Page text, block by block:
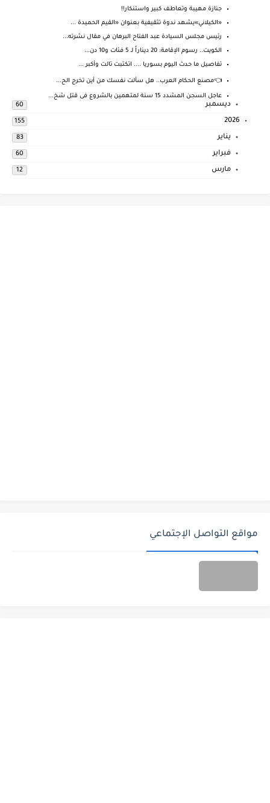
جنازة مهيبة وتعاطف كبير واستنكار!!
«الكيلاني»يشهد ندوة تثقيفية بعنوان «القيم الحميدة ...
رئيس مجلس السيادة عبد الفتاح البرهان في مقال نشرته...
الكويت.. رسوم الإقامة: 20 ديناراً لـ 5 فئات و10 دن...
تفاصيل ما حدث اليوم بسوريا .... اتكتبت تالت وأكبر ...
👈مصنع الحكام العرب.. هل سألت نفسك من أين تخرج الح...
عاجل السجن المشدد 15 سنة لمتهمين بالشروع فى قتل شخ...
ديسمبر 60
2026
155
يناير 83
فبراير 60
مارس 12
مواقع التواصل الإجتماعي